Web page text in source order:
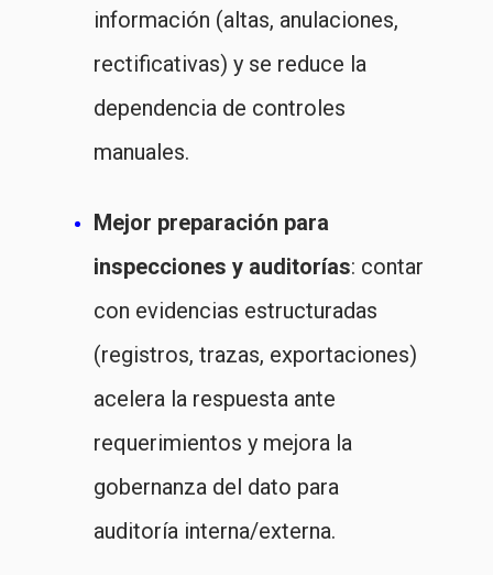
información (altas, anulaciones,
rectificativas) y se reduce la
dependencia de controles
manuales.
Mejor preparación para
inspecciones y auditorías: contar
con evidencias estructuradas
(registros, trazas, exportaciones)
acelera la respuesta ante
requerimientos y mejora la
gobernanza del dato para
auditoría interna/externa.